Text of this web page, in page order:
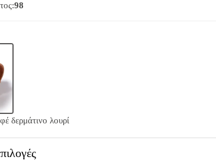
98
δερμάτινο λουρί